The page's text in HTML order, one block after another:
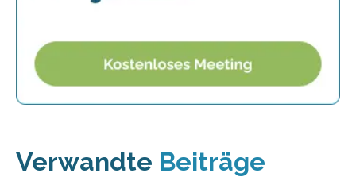
Verwandte Beiträge